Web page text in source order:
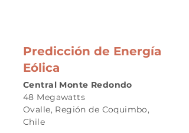
Predicción de Energía
Eólica
Central Monte Redondo
48 Megawatts
Ovalle, Región de Coquimbo,
Chile